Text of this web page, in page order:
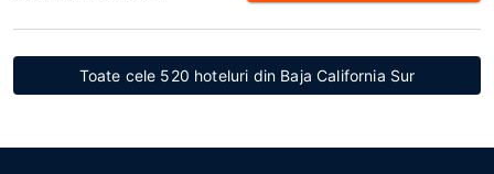
Toate cele 520 hoteluri din Baja California Sur